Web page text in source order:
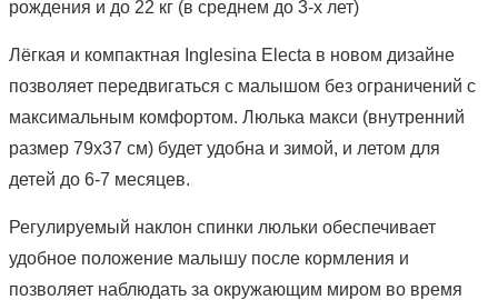
рождения и до 22 кг (в среднем до 3-х лет)
Лёгкая и компактная Inglesina Electa в новом дизайне
позволяет передвигаться с малышом без ограничений с
максимальным комфортом. Люлька макси (внутренний
размер 79х37 см) будет удобна и зимой, и летом для
детей до 6-7 месяцев.
Регулируемый наклон спинки люльки обеспечивает
удобное положение малышу после кормления и
позволяет наблюдать за окружающим миром во время